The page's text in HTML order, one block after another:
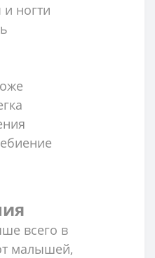
и ногти
всего в
малышей,